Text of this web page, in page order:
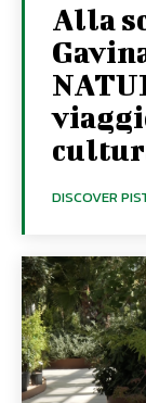
Alla
DISCOVER